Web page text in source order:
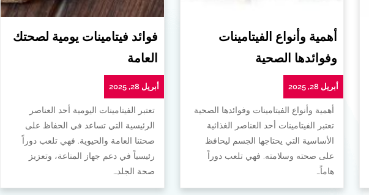
أهمية وأنواع الفيتامينات
وفوائدها الصحية
أبريل 28, 2025
أهمية وأنواع الفيتامينات وفوائدها الصحية
تعتبر الفيتامينات أحد العناصر الغذائية
الأساسية التي يحتاجها الجسم ليحافظ
على صحته وسلامته. فهي تلعب دوراً
هاماً…
فوائد فيتامينات يومية لصحتك
العامة
أبريل 28, 2025
تعتبر الفيتامينات اليومية أحد العناصر
الرئيسية التي تساعد في الحفاظ على
صحتنا العامة والحيوية. فهي تلعب دوراً
رئيسياً في دعم جهاز المناعة، وتعزيز
صحة الجلد…